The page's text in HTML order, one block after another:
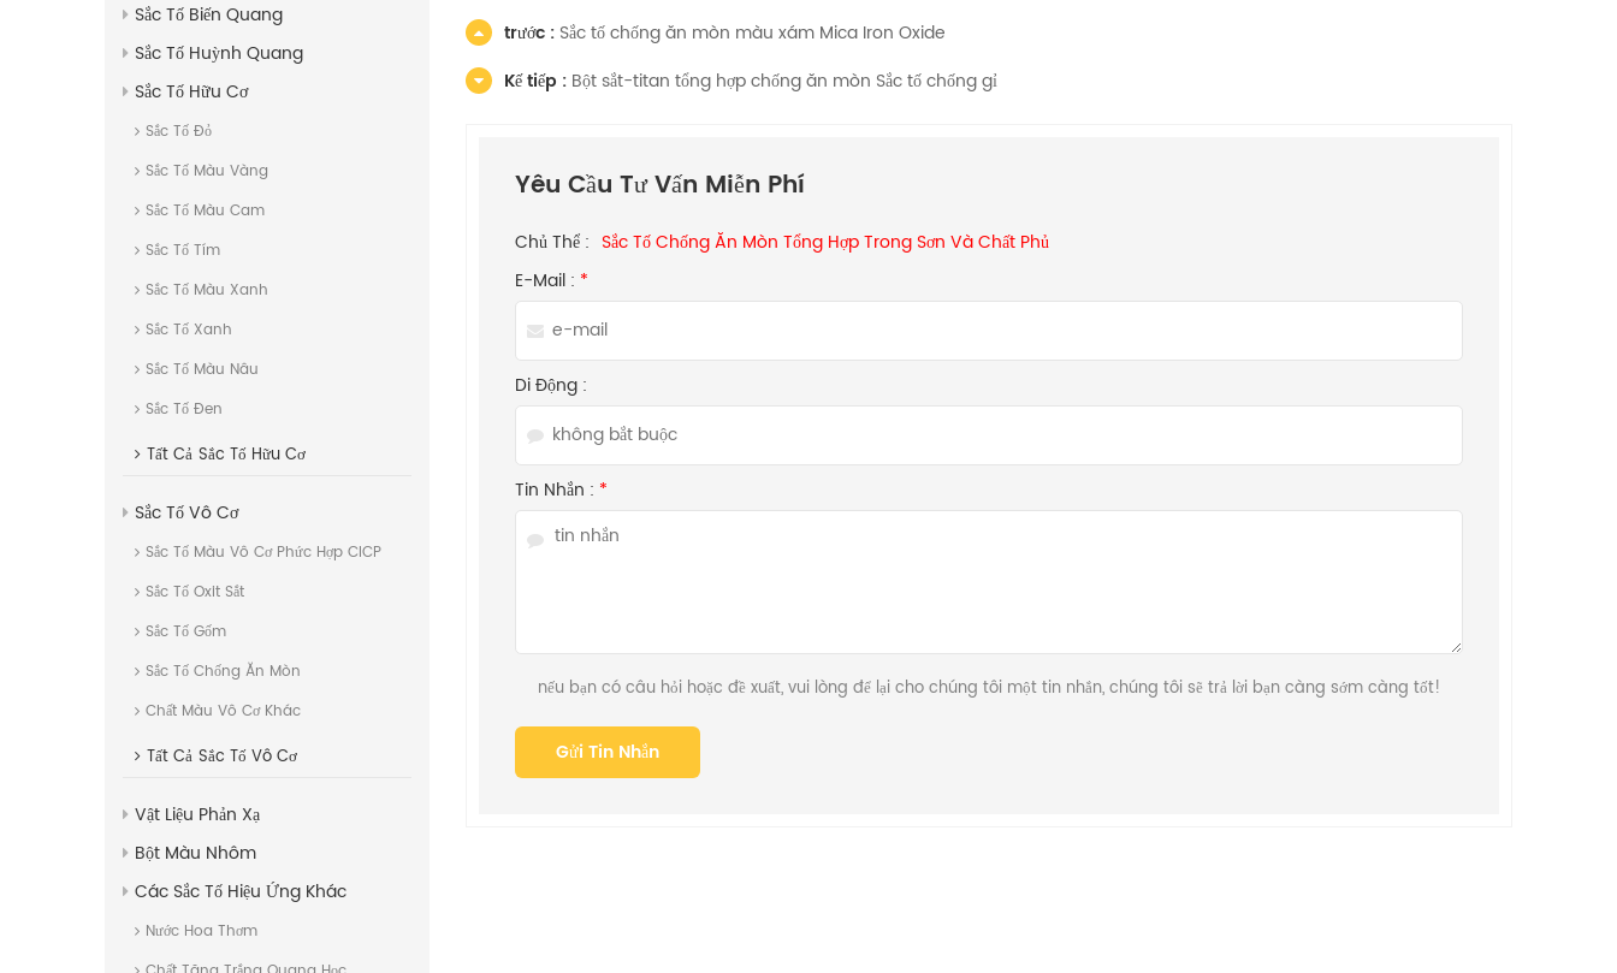
trước : Sắc tố chống ăn mòn màu xám Mica Iron Oxide
Kế tiếp : Bột sắt-titan tổng hợp chống ăn mòn Sắc tố chống gỉ
Yêu Cầu Tư Vấn Miễn Phí
Chủ Thể : Sắc Tố Chống Ăn Mòn Tổng Hợp Trong Sơn Và Chất Phủ
E-Mail : *
Di Động :
Tin Nhắn : *
nếu bạn có câu hỏi hoặc đề xuất, vui lòng để lại cho chúng tôi một tin nhắn, chúng tôi sẽ trả lời bạn càng sớm càng tốt!
Sắc Tố Biến Quang
Sắc Tố Huỳnh Quang
Sắc Tố Hữu Cơ
Sắc Tố Đỏ
Sắc Tố Màu Vàng
Sắc Tố Màu Cam
Sắc Tố Tím
Sắc Tố Màu Xanh
Sắc Tố Xanh
Sắc Tố Màu Nâu
Sắc Tố Đen
Tất Cả Sắc Tố Hữu Cơ
Sắc Tố Vô Cơ
Sắc Tố Màu Vô Cơ Phức Hợp CICP
Sắc Tố Oxit Sắt
Sắc Tố Gốm
Sắc Tố Chống Ăn Mòn
Chất Màu Vô Cơ Khác
Tất Cả Sắc Tố Vô Cơ
Vật Liệu Phản Xạ
Bột Màu Nhôm
Các Sắc Tố Hiệu Ứng Khác
Nước Hoa Thơm